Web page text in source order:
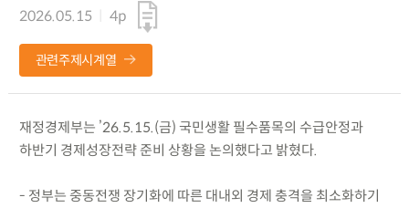
2026.05.15
4p
관련주제시계열
재정경제부는 ’26.5.15.(금) 국민생활 필수품목의 수급안정과
하반기 경제성장전략 준비 상황을 논의했다고 밝혔다.
- 정부는 중동전쟁 장기화에 따른 대내외 경제 충격을 최소화하기